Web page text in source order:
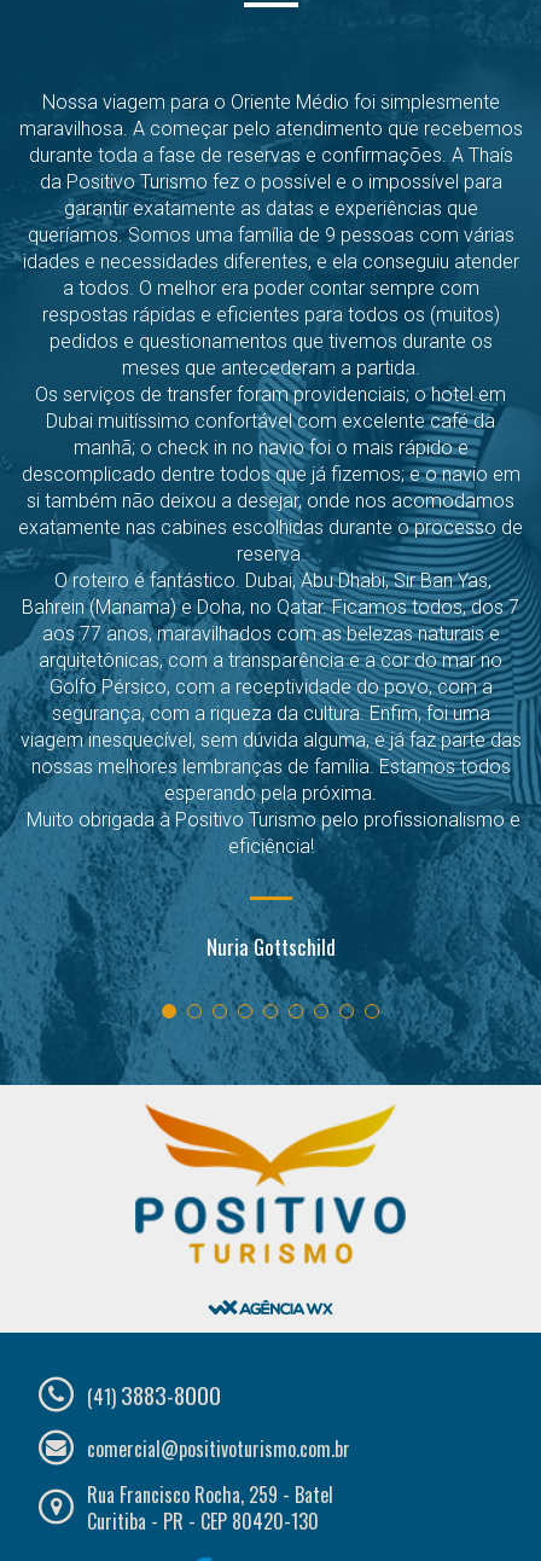
Nossa viagem para o Oriente Médio foi simplesmente
maravilhosa. A começar pelo atendimento que recebemos
durante toda a fase de reservas e confirmações. A Thaís
da Positivo Turismo fez o possível e o impossível para
garantir exatamente as datas e experiências que
queríamos. Somos uma família de 9 pessoas com várias
idades e necessidades diferentes, e ela conseguiu atender
a todos. O melhor era poder contar sempre com
respostas rápidas e eficientes para todos os (muitos)
pedidos e questionamentos que tivemos durante os
meses que antecederam a partida.
Os serviços de transfer foram providenciais; o hotel em
Dubai muitíssimo confortável com excelente café da
manhã; o check in no navio foi o mais rápido e
descomplicado dentre todos que já fizemos; e o navio em
si também não deixou a desejar, onde nos acomodamos
exatamente nas cabines escolhidas durante o processo de
reserva.
O roteiro é fantástico. Dubai, Abu Dhabi, Sir Ban Yas,
Bahrein (Manama) e Doha, no Qatar. Ficamos todos, dos 7
aos 77 anos, maravilhados com as belezas naturais e
arquitetônicas, com a transparência e a cor do mar no
Golfo Pérsico, com a receptividade do povo, com a
segurança, com a riqueza da cultura. Enfim, foi uma
viagem inesquecível, sem dúvida alguma, e já faz parte das
nossas melhores lembranças de família. Estamos todos
esperando pela próxima.
Muito obrigada à Positivo Turismo pelo profissionalismo e
eficiência!
Nuria Gottschild
(41) 3883-8000
comercial@positivoturismo.com.br
Rua Francisco Rocha, 259 - Batel
Curitiba - PR - CEP 80420-130